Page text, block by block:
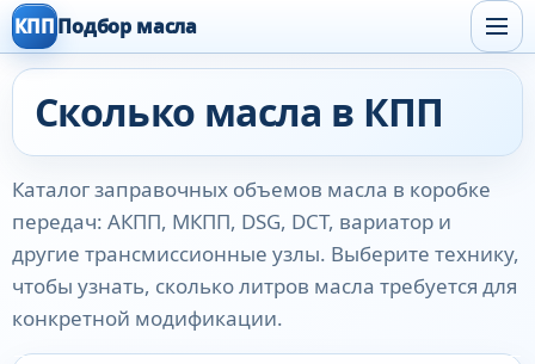
КПППодбор масла
Сколько масла в КПП
Каталог заправочных объемов масла в коробке
передач: АКПП, МКПП, DSG, DCT, вариатор и
другие трансмиссионные узлы. Выберите технику,
чтобы узнать, сколько литров масла требуется для
конкретной модификации.